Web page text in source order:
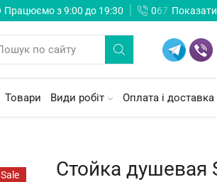
Працюємо з 9:00 до 19:30 067
Товари Види робіт Оплата і доставка
Sale Стойка душевая